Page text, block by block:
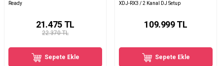
Ready
22.370 TL
21.475TL
Sepete Ekle
XDJ-RX3 / 2 Kanal DJ Setup
109.999TL
Sepete Ekle